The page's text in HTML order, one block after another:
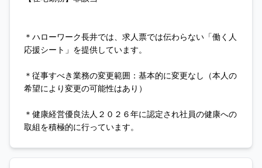
＊ハローワーク長井では、求人票では伝わらない「働く人
応援シート」を提供しています。
＊従事すべき業務の変更範囲：基本的に変更なし（本人の
希望により変更の可能性はあり）
＊健康経営優良法人２０２６年に認定され社員の健康への
取組を積極的に行っています。